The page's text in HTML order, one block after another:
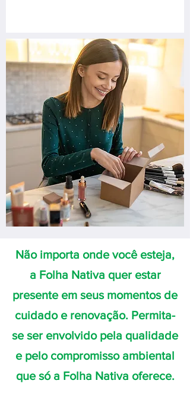
Não importa onde você esteja,
a Folha Nativa quer estar
presente em seus momentos de
cuidado e renovação. Permita-
se ser envolvido pela qualidade
e pelo compromisso ambiental
que só a Folha Nativa oferece.